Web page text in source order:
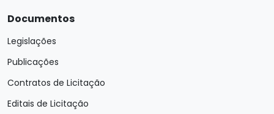
Documentos
Legislações
Publicações
Contratos de Licitação
Editais de Licitação